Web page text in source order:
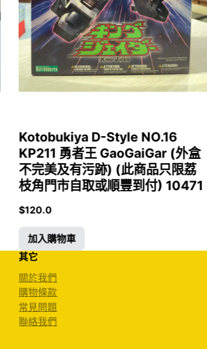
Kotobukiya D-Style NO.16
KP211 勇者王 GaoGaiGar (外盒
不完美及有污跡) (此商品只限荔
枝角門市自取或順豐到付) 10471
$120.0
加入購物車
其它
關於我們
購物條款
常見問題
聯絡我們